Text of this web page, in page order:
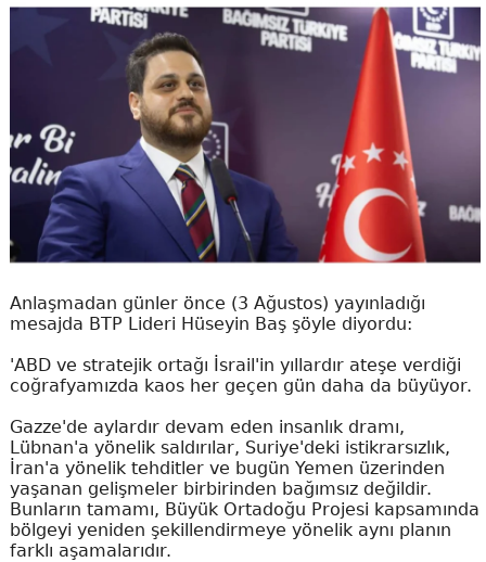
Anlaşmadan günler önce (3 Ağustos) yayınladığı
mesajda BTP Lideri Hüseyin Baş şöyle diyordu:
'ABD ve stratejik ortağı İsrail'in yıllardır ateşe verdiği
coğrafyamızda kaos her geçen gün daha da büyüyor.
Gazze'de aylardır devam eden insanlık dramı,
Lübnan'a yönelik saldırılar, Suriye'deki istikrarsızlık,
İran'a yönelik tehditler ve bugün Yemen üzerinden
yaşanan gelişmeler birbirinden bağımsız değildir.
Bunların tamamı, Büyük Ortadoğu Projesi kapsamında
bölgeyi yeniden şekillendirmeye yönelik aynı planın
farklı aşamalarıdır.